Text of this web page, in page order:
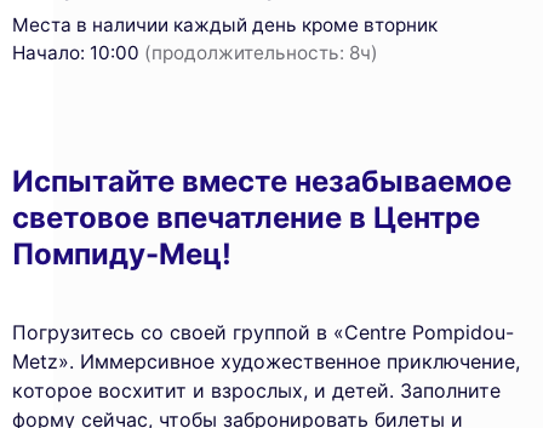
Места в наличии каждый день кроме вторник
Начало: 10:00 (продолжительность: 8ч)
Испытайте вместе незабываемое
световое впечатление в Центре
Помпиду-Мец!
Погрузитесь со своей группой в «Centre Pompidou-
Metz». Иммерсивное художественное приключение,
которое восхитит и взрослых, и детей. Заполните
форму сейчас, чтобы забронировать билеты и